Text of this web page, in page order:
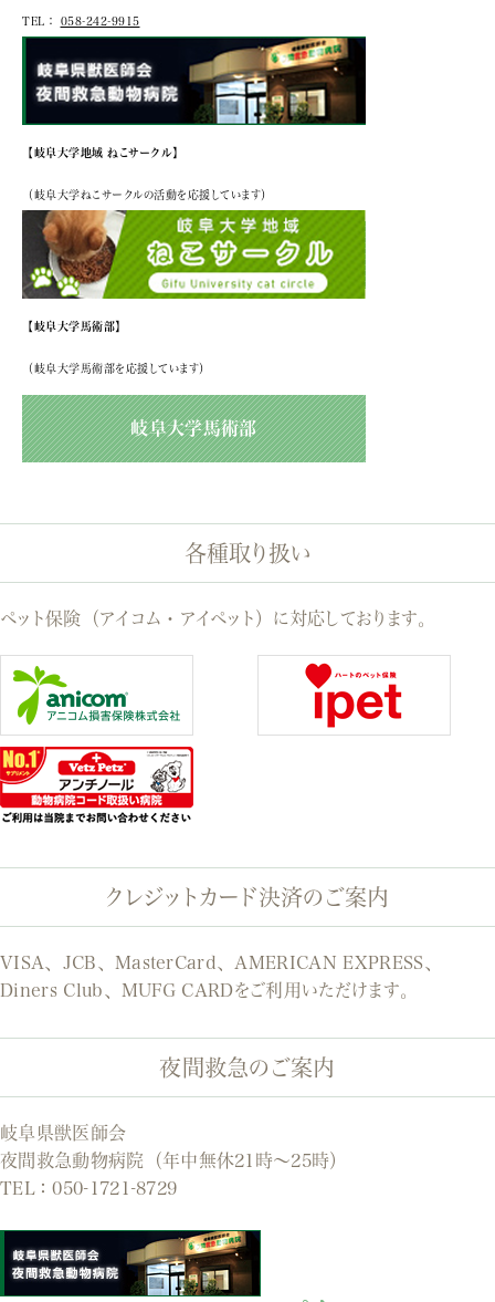
TEL： 058-242-9915
【岐阜大学地域 ねこサークル】
（岐阜大学ねこサークルの活動を応援しています）
【岐阜大学馬術部】
（岐阜大学馬術部を応援しています）
岐阜大学馬術部
各種取り扱い
ペット保険（アイコム・アイペット）に対応しております。
クレジットカード決済のご案内
VISA、JCB、MasterCard、AMERICAN EXPRESS、
Diners Club、MUFG CARDをご利用いただけます。
夜間救急のご案内
岐阜県獣医師会
夜間救急動物病院（年中無休21時～25時）
TEL：050-1721-8729